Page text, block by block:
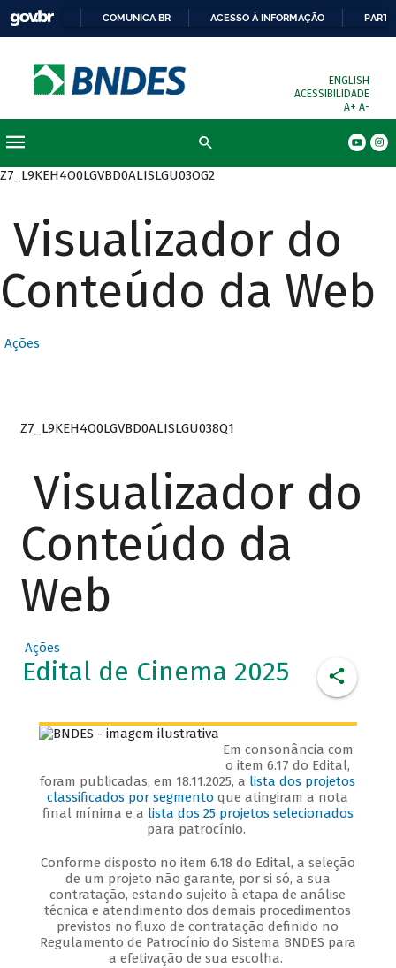
COMUNICA BR ACESSO À INFORMAÇÃO
ENGLISH
ACESSIBILIDADE
A+ A-
Z7_L9KEH4O0LGVBD0ALISLGU03OG2
Visualizador do
Conteúdo da Web
Ações
Z7_L9KEH4O0LGVBD0ALISLGU038Q1
Visualizador do
Conteúdo da
Web
Ações
Edital de Cinema 2025
Em consonância com
o item 6.17 do Edital,
foram publicadas, em 18.11.2025, a lista dos projetos
classificados por segmento que atingiram a nota
final mínima e a lista dos 25 projetos selecionados
para patrocínio.
Conforme disposto no item 6.18 do Edital, a seleção
de um projeto não garante, por si só, a sua
contratação, estando sujeito à etapa de análise
técnica e atendimento dos demais procedimentos
previstos no fluxo de contratação definido no
Regulamento de Patrocínio do Sistema BNDES para
a efetivação de sua escolha.